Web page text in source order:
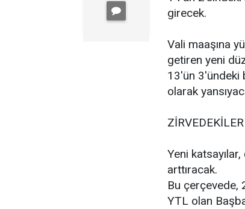
girecek.
Vali maaşına
getiren yeni
13'ün 3'ündeki
olarak
Yeni
arttıracak.
Bu çerçevede,
YTL olan